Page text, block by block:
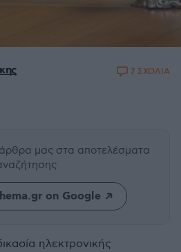
7 ΣΧΟΛΙΑ
άρθρα μας στα αποτελέσματα
on Google
ηλεκτρονικής